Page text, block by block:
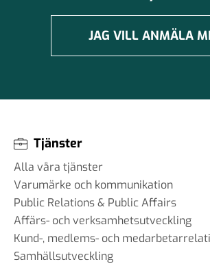
JAG VILL ANMÄLA
Tjänster
Alla våra tjänster
Varumärke och kommunikation
Public Relations & Public Affairs
Affärs- och verksamhetsutveckling
Kund-, medlems- och
Samhällsutveckling